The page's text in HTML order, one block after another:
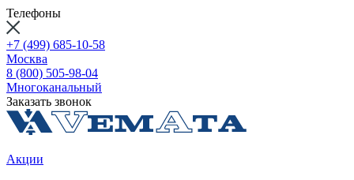
Телефоны
+7 (499) 685-10-58
Москва
8 (800) 505-98-04
Многоканальный
Заказать звонок
Акции